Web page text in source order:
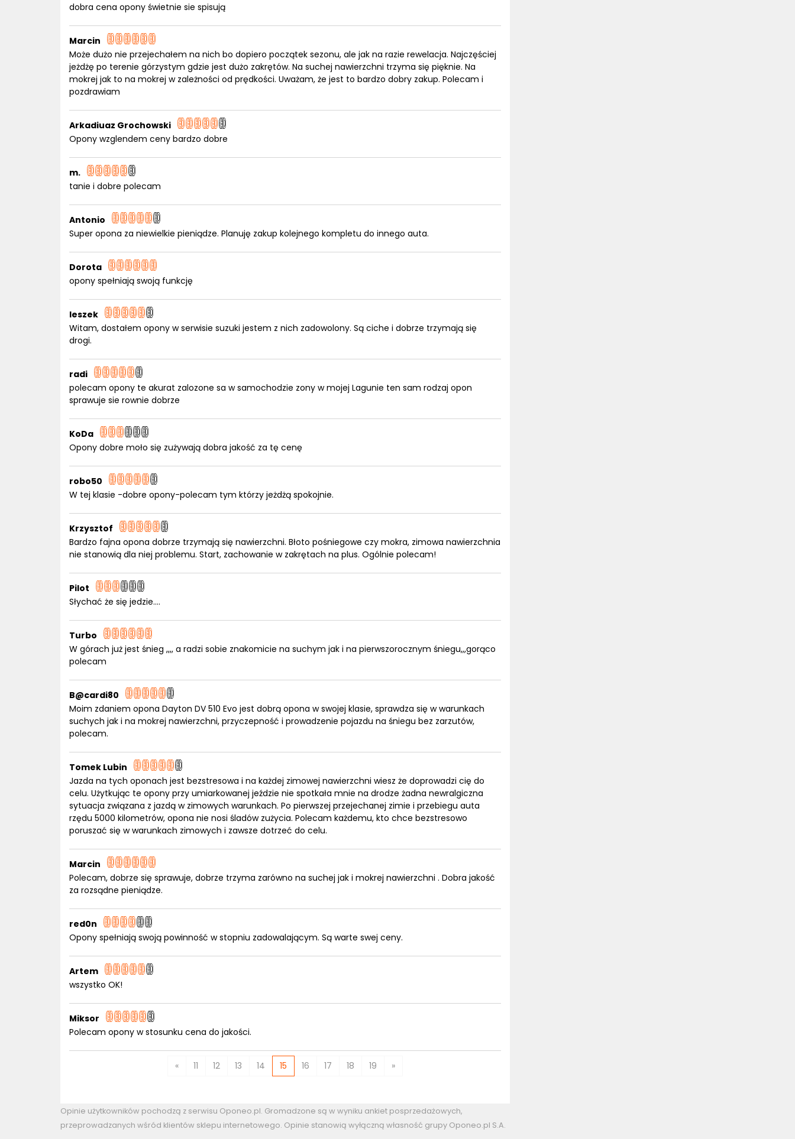
dobra cena opony świetnie sie spisują
Marcin
Może dużo nie przejechałem na nich bo dopiero początek sezonu, ale jak na razie rewelacja. Najczęściej
jeżdżę po terenie górzystym gdzie jest dużo zakrętów. Na suchej nawierzchni trzyma się pięknie. Na
mokrej jak to na mokrej w zależności od prędkości. Uważam, że jest to bardzo dobry zakup. Polecam i
pozdrawiam
Arkadiuaz Grochowski
Opony wzglendem ceny bardzo dobre
m.
tanie i dobre polecam
Antonio
Super opona za niewielkie pieniądze. Planuję zakup kolejnego kompletu do innego auta.
Dorota
opony spełniają swoją funkcję
leszek
Witam, dostałem opony w serwisie suzuki jestem z nich zadowolony. Są ciche i dobrze trzymają się
drogi.
radi
polecam opony te akurat zalozone sa w samochodzie zony w mojej Lagunie ten sam rodzaj opon
sprawuje sie rownie dobrze
KoDa
Opony dobre moło się zużywają dobra jakość za tę cenę
robo50
W tej klasie -dobre opony-polecam tym którzy jeżdżą spokojnie.
Krzysztof
Bardzo fajna opona dobrze trzymają się nawierzchni. Błoto pośniegowe czy mokra, zimowa nawierzchnia
nie stanowią dla niej problemu. Start, zachowanie w zakrętach na plus. Ogólnie polecam!
Pilot
Słychać że się jedzie....
Turbo
W górach już jest śnieg ,,,, a radzi sobie znakomicie na suchym jak i na pierwszorocznym śniegu,,,gorąco
polecam
B@cardi80
Moim zdaniem opona Dayton DV 510 Evo jest dobrą opona w swojej klasie, sprawdza się w warunkach
suchych jak i na mokrej nawierzchni, przyczepność i prowadzenie pojazdu na śniegu bez zarzutów,
polecam.
Tomek Lubin
Jazda na tych oponach jest bezstresowa i na każdej zimowej nawierzchni wiesz że doprowadzi cię do
celu. Użytkując te opony przy umiarkowanej jeździe nie spotkała mnie na drodze żadna newralgiczna
sytuacja związana z jazdą w zimowych warunkach. Po pierwszej przejechanej zimie i przebiegu auta
rzędu 5000 kilometrów, opona nie nosi śladów zużycia. Polecam każdemu, kto chce bezstresowo
poruszać się w warunkach zimowych i zawsze dotrzeć do celu.
Marcin
Polecam, dobrze się sprawuje, dobrze trzyma zarówno na suchej jak i mokrej nawierzchni . Dobra jakość
za rozsądne pieniądze.
red0n
Opony spełniają swoją powinność w stopniu zadowalającym. Są warte swej ceny.
Artem
wszystko OK!
Miksor
Polecam opony w stosunku cena do jakości.
« 11 12 13 14 15 16 17 18 19 »
Opinie użytkowników pochodzą z serwisu Oponeo.pl. Gromadzone są w wyniku ankiet posprzedażowych,
przeprowadzanych wśród klientów sklepu internetowego. Opinie stanowią wyłączną własność grupy Oponeo.pl S.A.